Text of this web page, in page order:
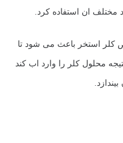
مختلف ان استفاده کرد.
کلر استخر باعث می شود تا
محلول کلر را وارد اب کند